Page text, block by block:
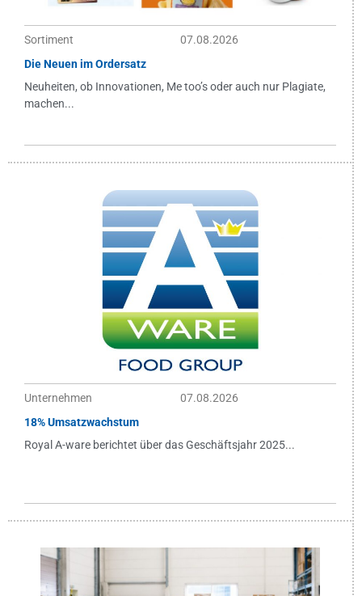
Sortiment
07.08.2026
Die Neuen im Ordersatz
Neuheiten, ob Innovationen, Me too’s oder auch nur Plagiate,
machen...
Unternehmen
07.08.2026
18% Umsatzwachstum
Royal A-ware berichtet über das Geschäftsjahr 2025...